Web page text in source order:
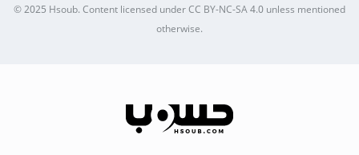
© 2025Hsoub.Content licensed underCC BY-NC-SA 4.0unless mentioned
otherwise.